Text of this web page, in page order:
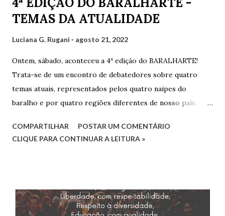
TEMAS DA ATUALIDADE
Luciana G. Rugani agosto 21, 2022
Ontem, sábado, aconteceu a 4ª edição do BARALHARTE!
Trata-se de um encontro de debatedores sobre quatro
temas atuais, representados pelos quatro naipes do
baralho e por quatro regiões diferentes de nosso país.
demais e também por convidados presentes. Os
debatedores desta edição foram eu, Luciana, representando
Catarina, em razão de um compromisso de última hora, não
COMPARTILHAR
POSTAR UM COMENTÁRIO
CLIQUE PARA CONTINUAR A LEITURA »